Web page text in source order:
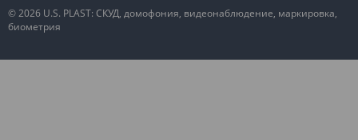
© 2026 U.S. PLAST: СКУД, домофония, видеонаблюдение, маркировка,
биометрия